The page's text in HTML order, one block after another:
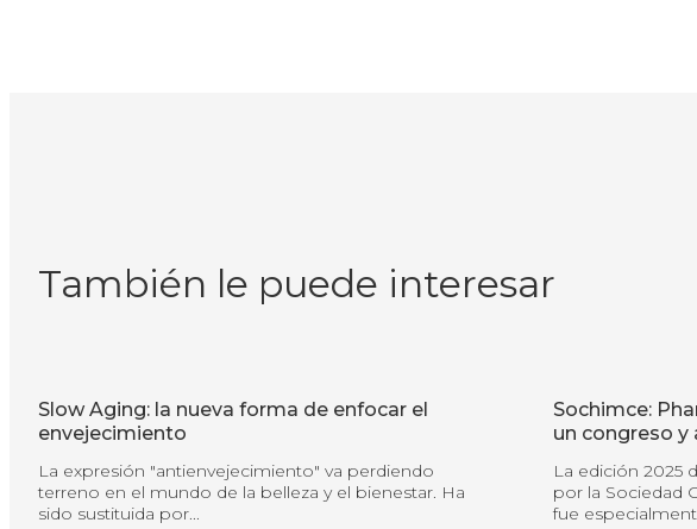
También le puede interesar
Slow Aging: la nueva forma de enfocar el
envejecimiento
La expresión "antienvejecimiento" va perdiendo
terreno en el mundo de la belleza y el bienestar. Ha
sido sustituida por...
Sochimce:
un congreso y
La edición 2025
por la Sociedad
fue